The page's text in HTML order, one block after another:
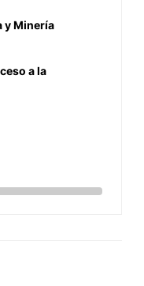
y Minería
a la